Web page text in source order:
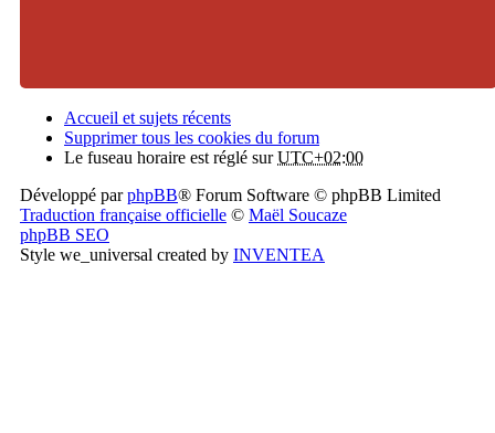
Accueil et sujets récents
Supprimer tous les cookies du forum
Le fuseau horaire est réglé surUTC+02:00
Développé parphpBB® Forum Software © phpBB Limited
Traduction française officielle © Maël Soucaze
phpBB SEO
Style we_universal created by INVENTEA